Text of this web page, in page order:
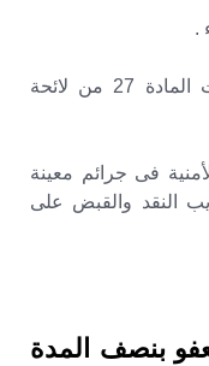
.
– وكذلك جرائم العسكريين كما نصت المادة 27 من لائحة
فى جرائم معينة
النقد والقبض على
بنصف المدة